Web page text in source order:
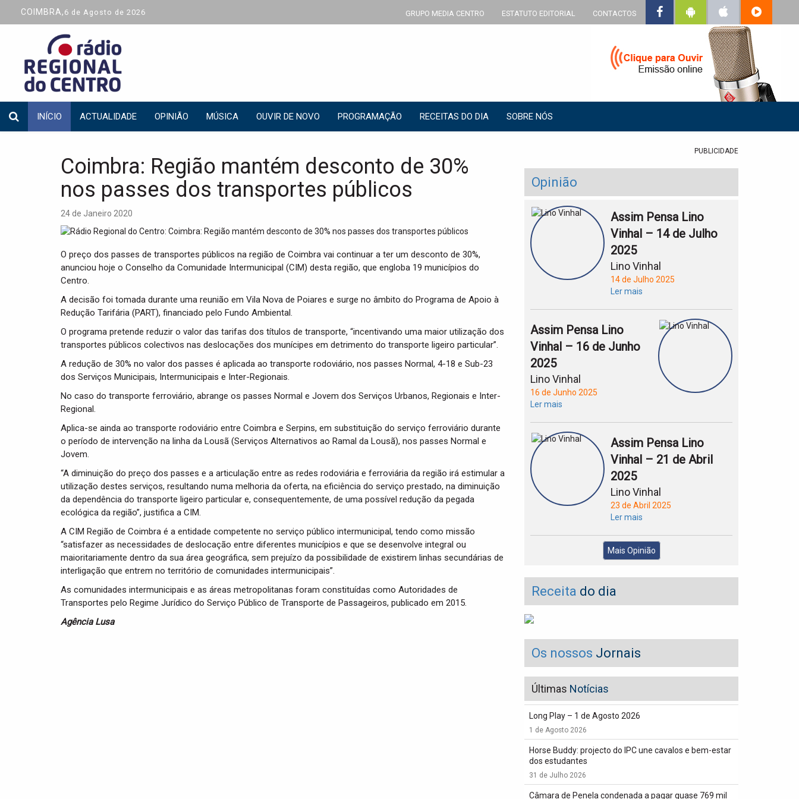
COIMBRA, 6 de Agosto de 2026 GRUPO MEDIA CENTRO ESTATUTO EDITORIAL CONTACTOS
INÍCIO ACTUALIDADE OPINIÃO MÚSICA OUVIR DE NOVO PROGRAMAÇÃO RECEITAS DO DIA SOBRE NÓS
Coimbra: Região mantém desconto de 30%
nos passes dos transportes públicos
24 de Janeiro 2020
O preço dos passes de transportes públicos na região de Coimbra vai continuar a ter um desconto de 30%,
anunciou hoje o Conselho da Comunidade Intermunicipal (CIM) desta região, que engloba 19 municípios do
Centro.
A decisão foi tomada durante uma reunião em Vila Nova de Poiares e surge no âmbito do Programa de Apoio à
Redução Tarifária (PART), financiado pelo Fundo Ambiental.
O programa pretende reduzir o valor das tarifas dos títulos de transporte, “incentivando uma maior utilização dos
transportes públicos colectivos nas deslocações dos munícipes em detrimento do transporte ligeiro particular”.
A redução de 30% no valor dos passes é aplicada ao transporte rodoviário, nos passes Normal, 4-18 e Sub-23
dos Serviços Municipais, Intermunicipais e Inter-Regionais.
No caso do transporte ferroviário, abrange os passes Normal e Jovem dos Serviços Urbanos, Regionais e Inter-
Regional.
Aplica-se ainda ao transporte rodoviário entre Coimbra e Serpins, em substituição do serviço ferroviário durante
o período de intervenção na linha da Lousã (Serviços Alternativos ao Ramal da Lousã), nos passes Normal e
Jovem.
“A diminuição do preço dos passes e a articulação entre as redes rodoviária e ferroviária da região irá estimular a
utilização destes serviços, resultando numa melhoria da oferta, na eficiência do serviço prestado, na diminuição
da dependência do transporte ligeiro particular e, consequentemente, de uma possível redução da pegada
ecológica da região”, justifica a CIM.
A CIM Região de Coimbra é a entidade competente no serviço público intermunicipal, tendo como missão
“satisfazer as necessidades de deslocação entre diferentes municípios e que se desenvolve integral ou
maioritariamente dentro da sua área geográfica, sem prejuízo da possibilidade de existirem linhas secundárias de
interligação que entrem no território de comunidades intermunicipais”.
As comunidades intermunicipais e as áreas metropolitanas foram constituídas como Autoridades de
Transportes pelo Regime Jurídico do Serviço Público de Transporte de Passageiros, publicado em 2015.
Agência Lusa
PUBLICIDADE
Opinião
Assim Pensa Lino
Vinhal – 14 de Julho
2025
Lino Vinhal
14 de Julho 2025
Ler mais
Assim Pensa Lino
Vinhal – 16 de Junho
2025
Lino Vinhal
16 de Junho 2025
Ler mais
Assim Pensa Lino
Vinhal – 21 de Abril
2025
Lino Vinhal
23 de Abril 2025
Ler mais
Mais Opinião
Receita do dia
Os nossos Jornais
Últimas Notícias
Long Play – 1 de Agosto 2026
1 de Agosto 2026
Horse Buddy: projecto do IPC une cavalos e bem-estar
dos estudantes
31 de Julho 2026
Câmara de Penela condenada a pagar quase 769 mil